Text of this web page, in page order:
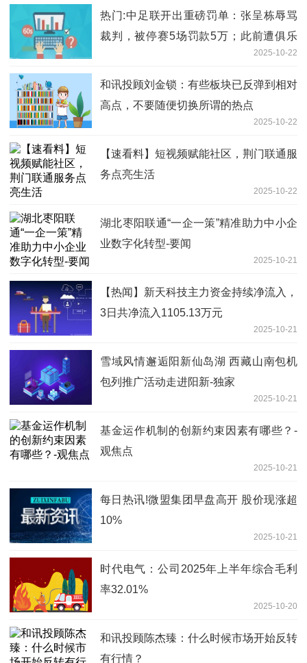
热门:中足联开出重磅罚单：张呈栋辱骂
裁判，被停赛5场罚款5万；此前遭俱乐
2025-10-22
和讯投顾刘金锁：有些板块已反弹到相对
高点，不要随便切换所谓的热点
2025-10-22
【速看料】短视频赋能社区，荆门联通服
务点亮生活
2025-10-22
湖北枣阳联通“一企一策”精准助力中小企
业数字化转型-要闻
2025-10-21
【热闻】新天科技主力资金持续净流入，
3日共净流入1105.13万元
2025-10-21
雪域风情邂逅阳新仙岛湖 西藏山南包机
包列推广活动走进阳新-独家
2025-10-21
基金运作机制的创新约束因素有哪些？-
观焦点
2025-10-21
每日热讯!微盟集团早盘高开 股价现涨超
10%
2025-10-21
时代电气：公司2025年上半年综合毛利
率32.01%
2025-10-20
和讯投顾陈杰臻：什么时候市场开始反转
有行情？